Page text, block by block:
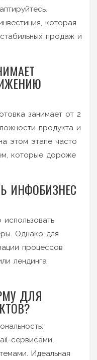
которая
продаж и
занимает от 2
продукта и
этом этапе часто
которые дороже
ИНФОБИЗНЕС
Однако для
процессов
лендинга
ДЛЯ
сервисами,
Идеальная